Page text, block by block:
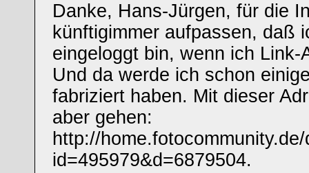
Danke, Hans-Jürgen, für die
künftigimmer aufpassen, daß
eingeloggt bin, wenn ich Link-
Und da werde ich schon
fabriziert haben. Mit dieser
aber gehen:
http://
id=495979&d=6879504.